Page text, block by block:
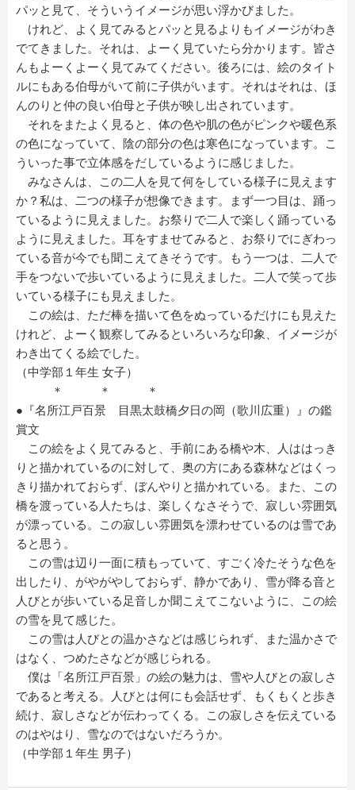
パッと見て、そういうイメージが思い浮かびました。
けれど、よく見てみるとパッと見るよりもイメージがわき
でてきました。それは、よーく見ていたら分かります。皆さ
んもよーくよーく見てみてください。後ろには、絵のタイト
ルにもある伯母がいて前に子供がいます。それはそれは、ほ
んのりと仲の良い伯母と子供が映し出されています。
それをまたよく見ると、体の色や肌の色がピンクや暖色系
の色になっていて、陰の部分の色は寒色になっています。こ
ういった事で立体感をだしているように感じました。
みなさんは、この二人を見て何をしている様子に見えます
か？私は、二つの様子が想像できます。まず一つ目は、踊っ
ているように見えました。お祭りで二人で楽しく踊っている
ように見えました。耳をすませてみると、お祭りでにぎわっ
ている音が今でも聞こえてきそうです。もう一つは、二人で
手をつないで歩いているように見えました。二人で笑って歩
いている様子にも見えました。
この絵は、ただ棒を描いて色をぬっているだけにも見えた
けれど、よーく観察してみるといろいろな印象、イメージが
わき出てくる絵でした。
（中学部１年生 女子）
＊ ＊ ＊
●『名所江戸百景 目黒太鼓橋夕日の岡（歌川広重）』の鑑
賞文
この絵をよく見てみると、手前にある橋や木、人ははっき
りと描かれているのに対して、奥の方にある森林などはくっ
きり描かれておらず、ぼんやりと描かれている。また、この
橋を渡っている人たちは、楽しくなさそうで、寂しい雰囲気
が漂っている。この寂しい雰囲気を漂わせているのは雪であ
ると思う。
この雪は辺り一面に積もっていて、すごく冷たそうな色を
出したり、がやがやしておらず、静かであり、雪が降る音と
人びとが歩いている足音しか聞こえてこないように、この絵
の雪を見て感じた。
この雪は人びとの温かさなどは感じられず、また温かさで
はなく、つめたさなどが感じられる。
僕は「名所江戸百景」の絵の魅力は、雪や人びとの寂しさ
であると考える。人びとは何にも会話せず、もくもくと歩き
続け、寂しさなどが伝わってくる。この寂しさを伝えている
のはやはり、雪なのではないだろうか。
（中学部１年生 男子）